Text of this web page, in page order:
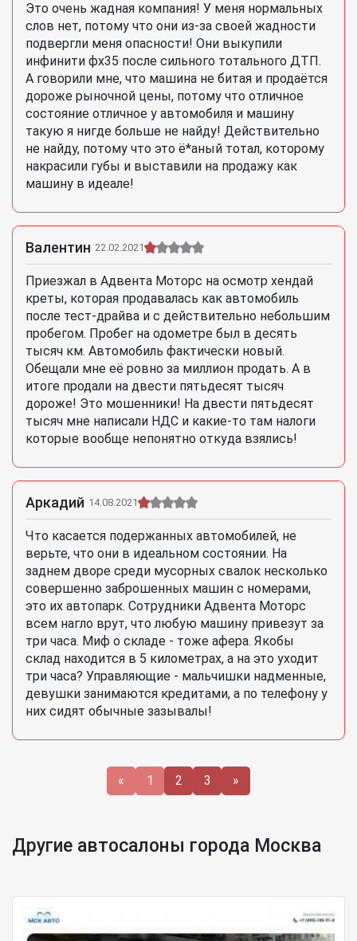
Это очень жадная компания! У меня нормальных
слов нет, потому что они из-за своей жадности
подвергли меня опасности! Они выкупили
инфинити фх35 после сильного тотального ДТП.
А говорили мне, что машина не битая и продаётся
дороже рыночной цены, потому что отличное
состояние отличное у автомобиля и машину
такую я нигде больше не найду! Действительно
не найду, потому что это ё*аный тотал, которому
накрасили губы и выставили на продажу как
машину в идеале!
Валентин 22.02.2021
Приезжал в Адвента Моторс на осмотр хендай
креты, которая продавалась как автомобиль
после тест-драйва и с действительно небольшим
пробегом. Пробег на одометре был в десять
тысяч км. Автомобиль фактически новый.
Обещали мне её ровно за миллион продать. А в
итоге продали на двести пятьдесят тысяч
дороже! Это мошенники! На двести пятьдесят
тысяч мне написали НДС и какие-то там налоги
которые вообще непонятно откуда взялись!
Аркадий 14.08.2021
Что касается подержанных автомобилей, не
верьте, что они в идеальном состоянии. На
заднем дворе среди мусорных свалок несколько
совершенно заброшенных машин с номерами,
это их автопарк. Сотрудники Адвента Моторс
всем нагло врут, что любую машину привезут за
три часа. Миф о складе - тоже афера. Якобы
склад находится в 5 километрах, а на это уходит
три часа? Управляющие - мальчишки надменные,
девушки занимаются кредитами, а по телефону у
них сидят обычные зазывалы!
« 1 2 3 »
Другие автосалоны города Москва